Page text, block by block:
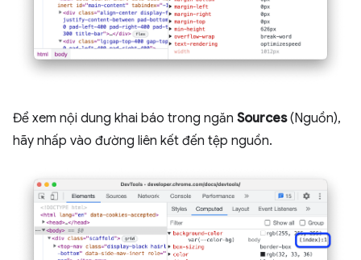
Để xem nội dung khai báo trong ngăn Sources(Nguồn),
hãy nhấp vào đường liên kết đến tệp nguồn.